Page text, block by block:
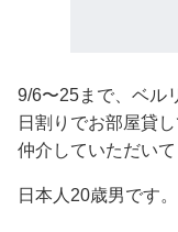
9/6〜25まで、ベル
日割りでお部屋貸
仲介していただいて
日本人20歳男です。